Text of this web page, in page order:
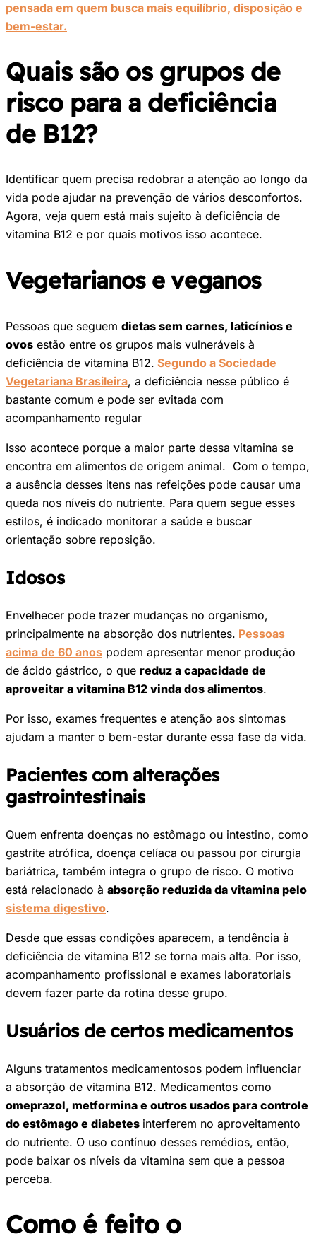
pensada em quem busca mais equilíbrio, disposição e
bem-estar.
Quais são os grupos de
risco para a deficiência
de B12?
Identificar quem precisa redobrar a atenção ao longo da
vida pode ajudar na prevenção de vários desconfortos.
Agora, veja quem está mais sujeito à deficiência de
vitamina B12 e por quais motivos isso acontece.
Vegetarianos e veganos
Pessoas que seguem dietas sem carnes, laticínios e
ovos estão entre os grupos mais vulneráveis à
deficiência de vitamina B12. Segundo a Sociedade
Vegetariana Brasileira, a deficiência nesse público é
bastante comum e pode ser evitada com
acompanhamento regular
Isso acontece porque a maior parte dessa vitamina se
encontra em alimentos de origem animal. Com o tempo,
a ausência desses itens nas refeições pode causar uma
queda nos níveis do nutriente. Para quem segue esses
estilos, é indicado monitorar a saúde e buscar
orientação sobre reposição.
Idosos
Envelhecer pode trazer mudanças no organismo,
principalmente na absorção dos nutrientes. Pessoas
acima de 60 anos podem apresentar menor produção
de ácido gástrico, o que reduz a capacidade de
aproveitar a vitamina B12 vinda dos alimentos.
Por isso, exames frequentes e atenção aos sintomas
ajudam a manter o bem-estar durante essa fase da vida.
Pacientes com alterações
gastrointestinais
Quem enfrenta doenças no estômago ou intestino, como
gastrite atrófica, doença celíaca ou passou por cirurgia
bariátrica, também integra o grupo de risco. O motivo
está relacionado à absorção reduzida da vitamina pelo
sistema digestivo.
Desde que essas condições aparecem, a tendência à
deficiência de vitamina B12 se torna mais alta. Por isso,
acompanhamento profissional e exames laboratoriais
devem fazer parte da rotina desse grupo.
Usuários de certos medicamentos
Alguns tratamentos medicamentosos podem influenciar
a absorção de vitamina B12. Medicamentos como
omeprazol, metformina e outros usados para controle
do estômago e diabetes interferem no aproveitamento
do nutriente. O uso contínuo desses remédios, então,
pode baixar os níveis da vitamina sem que a pessoa
perceba.
Como é feito o